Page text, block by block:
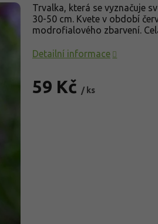
59 Kč / ks
Trvalka, která se vyznačuje
30-50 cm. Kvete v období
modrofialového zbarvení.
Detailní informace